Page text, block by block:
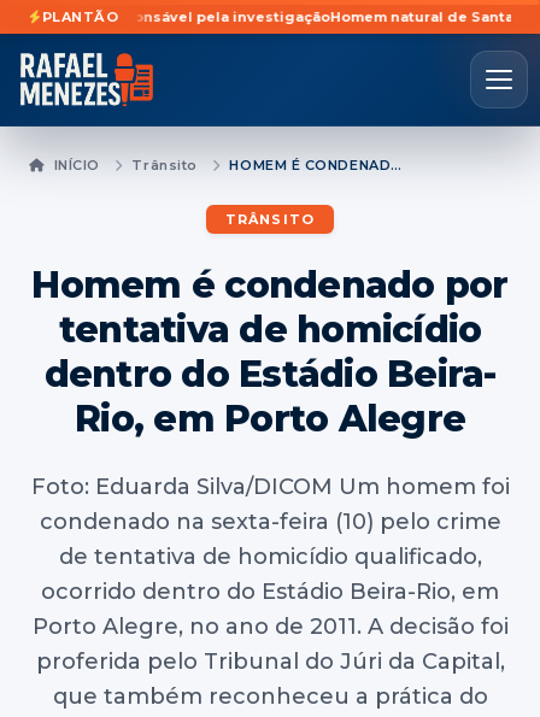
PLANTÃO
responsável pela investigaçãoHomem natural de Santa Maria é
INÍCIO Trânsito HOMEM É CONDENADO POR TENTATIVA DE HOMICÍDIO DENTRO DO ESTÁDIO BEIRA-RIO, EM PORTO ALEGRE
TRÂNSITO
Homem é condenado por
tentativa de homicídio
dentro do Estádio Beira-
Rio, em Porto Alegre
Foto: Eduarda Silva/DICOM Um homem foi
condenado na sexta-feira (10) pelo crime
de tentativa de homicídio qualificado,
ocorrido dentro do Estádio Beira-Rio, em
Porto Alegre, no ano de 2011. A decisão foi
proferida pelo Tribunal do Júri da Capital,
que também reconheceu a prática do